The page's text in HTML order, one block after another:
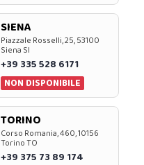
SIENA
Piazzale Rosselli, 25, 53100
Siena SI
+39 335 528 6171
NON DISPONIBILE
TORINO
Corso Romania, 460, 10156
Torino TO
+39 375 73 89 174